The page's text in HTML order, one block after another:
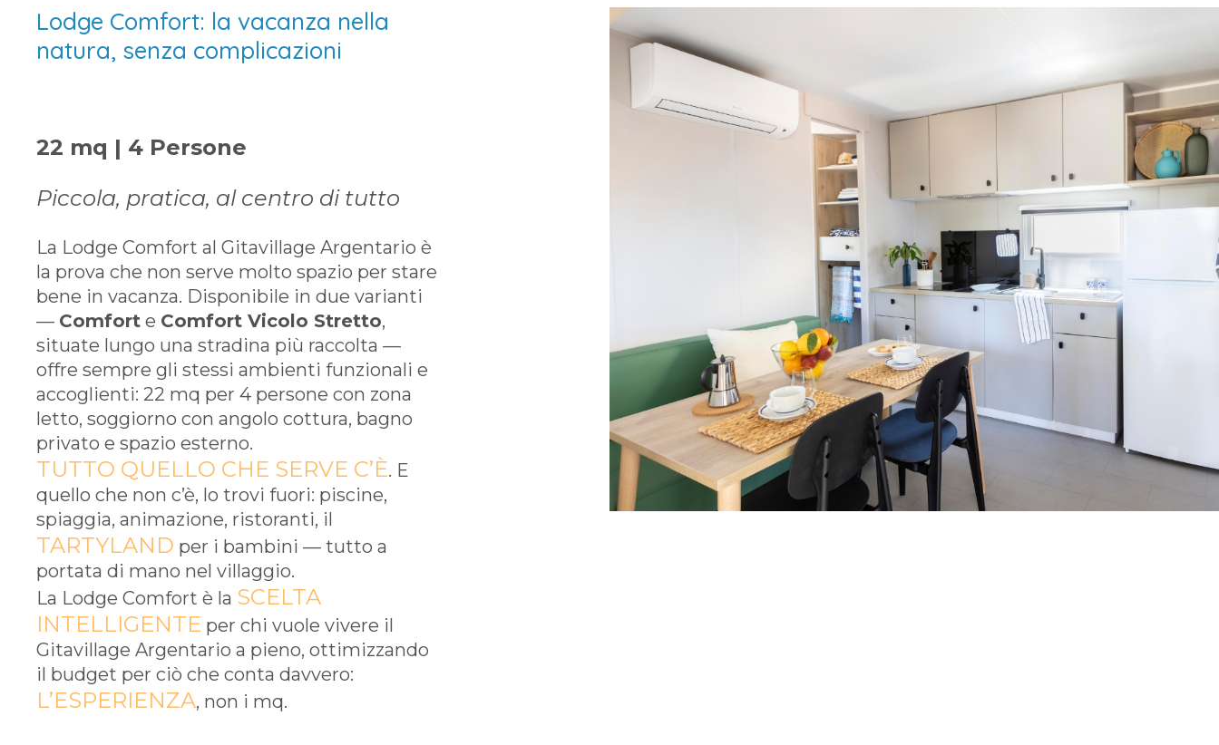
Lodge Comfort: la vacanza nella
natura, senza complicazioni
22 mq | 4 Persone
Piccola, pratica, al centro di tutto
La Lodge Comfort al Gitavillage Argentario è
la prova che non serve molto spazio per stare
bene in vacanza. Disponibile in due varianti
— Comfort e Comfort Vicolo Stretto,
situate lungo una stradina più raccolta —
offre sempre gli stessi ambienti funzionali e
accoglienti: 22 mq per 4 persone con zona
letto, soggiorno con angolo cottura, bagno
privato e spazio esterno.
TUTTO QUELLO CHE SERVE C’È. E
quello che non c’è, lo trovi fuori: piscine,
spiaggia, animazione, ristoranti, il
TARTYLAND per i bambini — tutto a
portata di mano nel villaggio.
La Lodge Comfort è la SCELTA
INTELLIGENTE per chi vuole vivere il
Gitavillage Argentario a pieno, ottimizzando
il budget per ciò che conta davvero:
L’ESPERIENZA, non i mq.